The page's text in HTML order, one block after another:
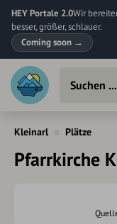
HEY Portale 2.0Wir
besser, größer, schlauer.
Coming soon →
Kleinarl Plätze
Pfarrkirche